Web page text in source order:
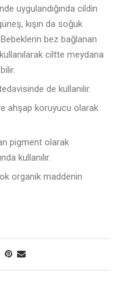
uygulandığında cildin
kışın da soğuk
Bebeklerin bez bağlanan
ciltte meydana
de kullanılır.
ahşap koruyucu olarak
pigment olarak
kullanılır.
organik maddenin